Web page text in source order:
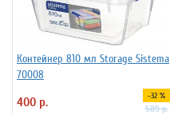
Контейнер 810 мл Storage Sistema
70008
400 р. -32 %
589 р.